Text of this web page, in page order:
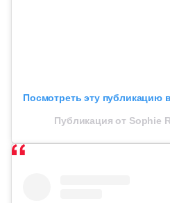
Посмотреть эту публикацию
Публикация от Sophie